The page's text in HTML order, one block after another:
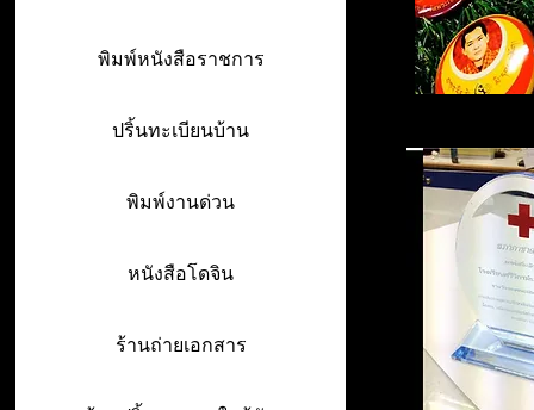
พิมพ์หนังสือราชการ
ปริ้นทะเบียนบ้าน
พิมพ์งานด่วน
หนังสือโดจิน
ร้านถ่ายเอกสาร